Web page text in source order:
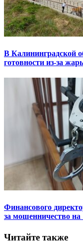
В Калининградской
готовности из-за
Финансового
за мошенничество на
Читайте также